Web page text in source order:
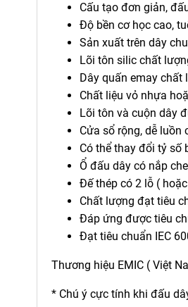
Cấu tạo đơn giản,
Độ bền cơ học cao,
Sản xuất trên dây
Lõi tôn silic chất
Dây quấn emay chất
Chất liệu vỏ nhựa
Lõi tôn và cuộn dây
Cửa sổ rộng, dễ luồn
Có thể thay đổi tỷ số
Ổ đấu dây có nắp
Đế thép có 2 lỗ (
Chất lượng đạt tiêu
Đáp ứng được tiêu
Đạt tiêu chuẩn IEC
Thương hiệu EMIC ( Việt
* Chú ý cực tính khi đấu